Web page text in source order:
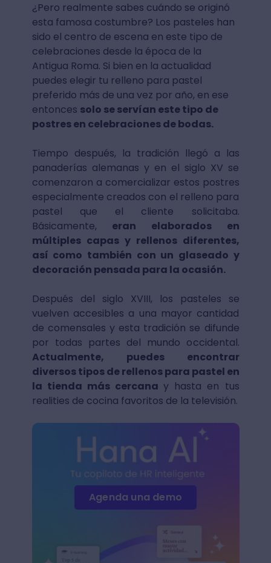
¿Pero realmente sabes cuándo se originó
esta famosa costumbre? Los pasteles han
sido el centro de escena en este tipo de
celebraciones desde la época de la
Antigua Roma. Si bien en la actualidad
puedes elegir tu relleno para pastel
preferido más de una vez por año, en ese
entonces solo se servían este tipo de
postres en celebraciones de bodas.
Tiempo después, la tradición llegó a las
panaderías alemanas y en el siglo XV se
comenzaron a comercializar estos postres
especialmente creados con el relleno para
pastel que el cliente solicitaba.
Básicamente, eran elaborados en
múltiples capas y rellenos diferentes,
así como también con un glaseado y
decoración pensada para la ocasión.
Después del siglo XVIII, los pasteles se
vuelven accesibles a una mayor cantidad
de comensales y esta tradición se difunde
por todas partes del mundo occidental.
Actualmente, puedes encontrar
diversos tipos de rellenos para pastel en
la tienda más cercanay hasta en tus
realities de cocina favoritos de la televisión.
Agenda una demo